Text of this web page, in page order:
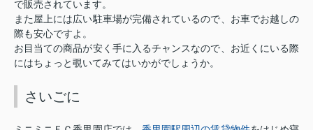
で販売されています。
また屋上には広い駐車場が完備されているので、お車でお越しの
際も安心ですよ。
お目当ての商品が安く手に入るチャンスなので、お近くにいる際
にはちょっと覗いてみてはいかがでしょうか。
さいごに